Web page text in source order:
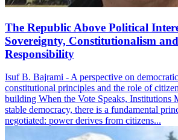
The Republic Above Political
Sovereignty, Constitutionalism
Responsibility
Isuf B. Bajrami - A perspective on
constitutional principles and the role of
building When the Vote Speaks, Institutions
stable democracy, there is a fundamental
negotiated: power derives from citizens...